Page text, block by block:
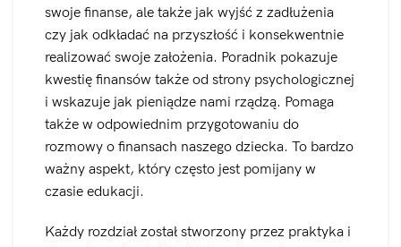
swoje finanse, ale także jak wyjść z zadłużenia
czy jak odkładać na przyszłość i konsekwentnie
realizować swoje założenia. Poradnik pokazuje
kwestię finansów także od strony psychologicznej
i wskazuje jak pieniądze nami rządzą. Pomaga
także w odpowiednim przygotowaniu do
rozmowy o finansach naszego dziecka. To bardzo
ważny aspekt, który często jest pomijany w
czasie edukacji.
Każdy rozdział został stworzony przez praktyka i